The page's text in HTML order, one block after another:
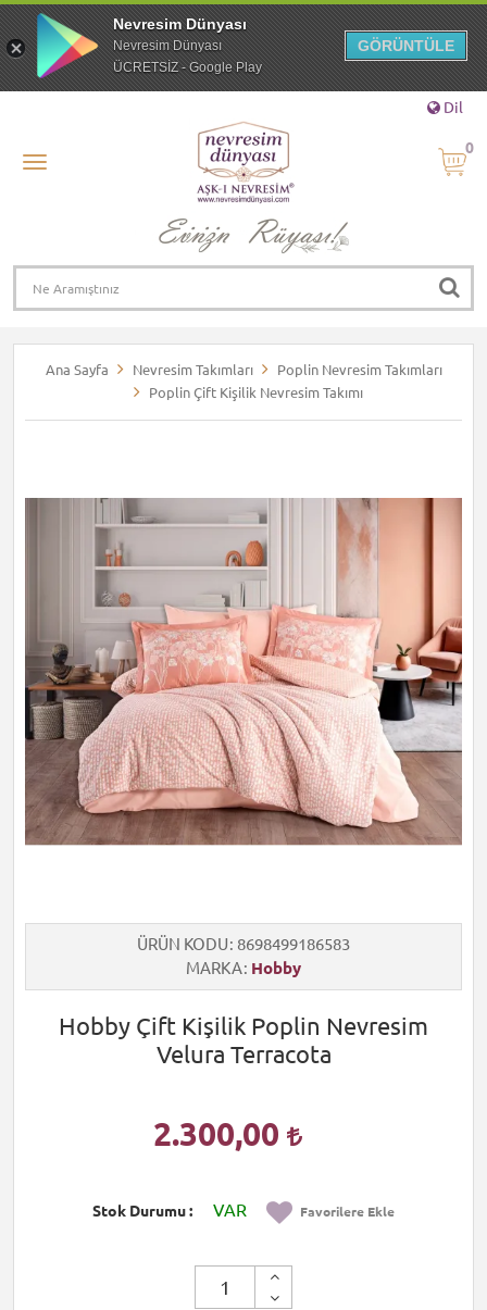
Dil
0
Ana Sayfa Nevresim Takımları
Poplin Nevresim Takımları
Poplin Çift Kişilik Nevresim Takımı
ÜRÜN KODU 8698499186583
MARKA Hobby
Hobby Çift Kişilik Poplin Nevresim
Velura Terracota
2.300,00
Stok Durumu VAR Favorilere Ekle
Nevresim Dünyası
Nevresim Dünyası
ÜCRETSİZ - Google Play
GÖRÜNTÜLE